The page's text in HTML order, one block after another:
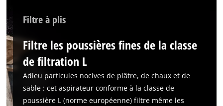
Filtre à plis
Filtre les poussières fines de la classe
de filtration L
Adieu particules nocives de plâtre, de chaux et de
sable : cet aspirateur conforme à la classe de
poussière L (norme européenne) filtre même les